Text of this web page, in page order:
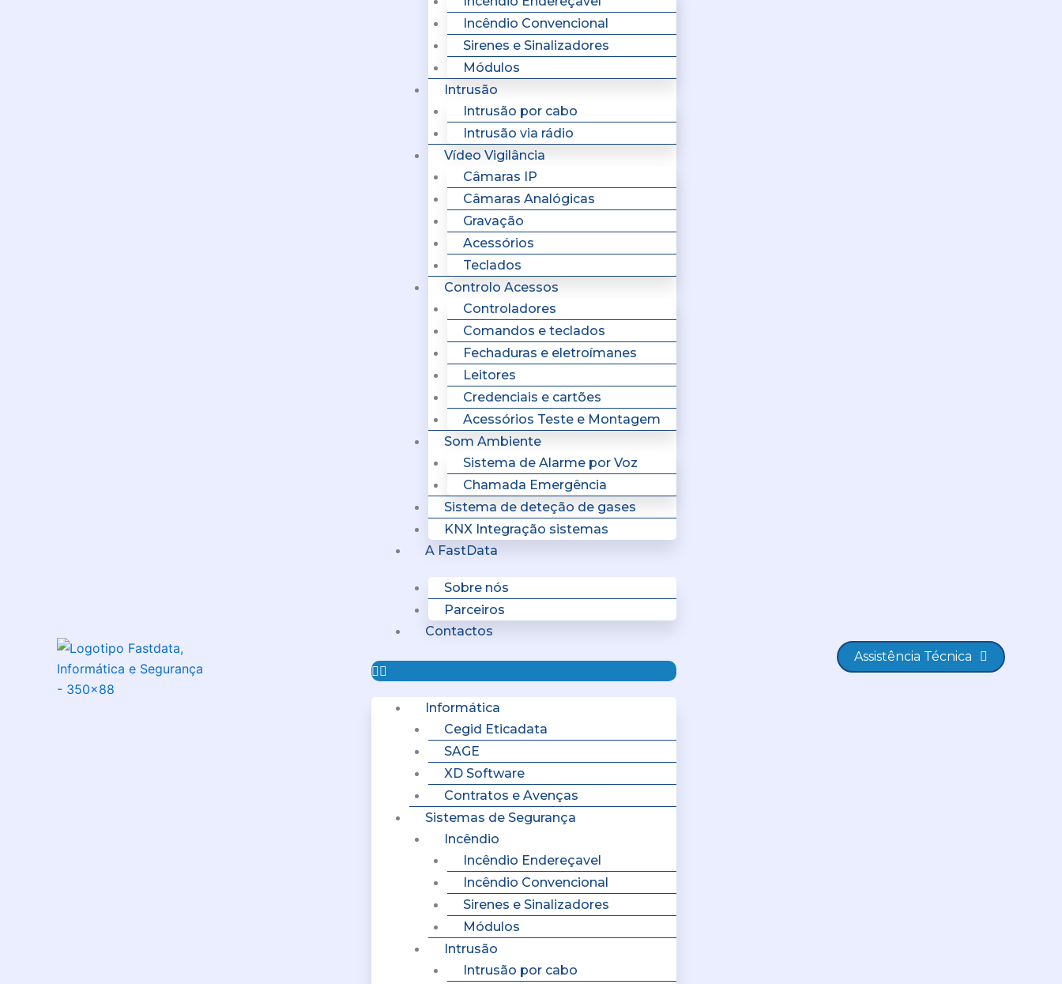
Incêndio Convencional
Sirenes e Sinalizadores
Módulos
Intrusão
Intrusão por cabo
Intrusão via rádio
Vídeo Vigilância
Câmaras IP
Câmaras Analógicas
Gravação
Acessórios
Teclados
Controlo Acessos
Controladores
Comandos e teclados
Fechaduras e eletroímanes
Leitores
Credenciais e cartões
Acessórios Teste e Montagem
Som Ambiente
Sistema de Alarme por Voz
Chamada Emergência
Sistema de deteção de gases
KNX Integração sistemas
A FastData
Sobre nós
Parceiros
Contactos
Informática
Cegid Eticadata
SAGE
XD Software
Contratos e Avenças
Sistemas de Segurança
Incêndio
Incêndio Endereçavel
Incêndio Convencional
Sirenes e Sinalizadores
Módulos
Intrusão
Intrusão por cabo
Assistência Técnica